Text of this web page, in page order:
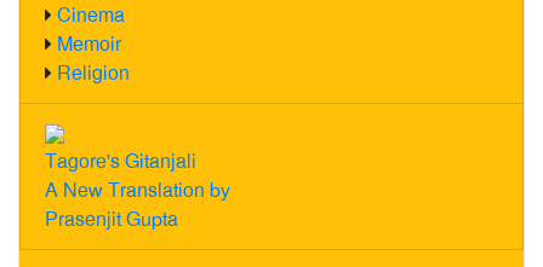
Cinema
Memoir
Religion
Tagore's Gitanjali
A New Translation by
Prasenjit Gupta